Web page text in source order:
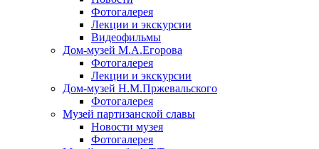
Фотогалерея
Лекции и экскурсии
Видеофильмы
Дом-музей М.А.Егорова
Фотогалерея
Лекции и экскурсии
Дом-музей Н.М.Пржевальского
Фотогалерея
Музей партизанской славы
Новости музея
Фотогалерея